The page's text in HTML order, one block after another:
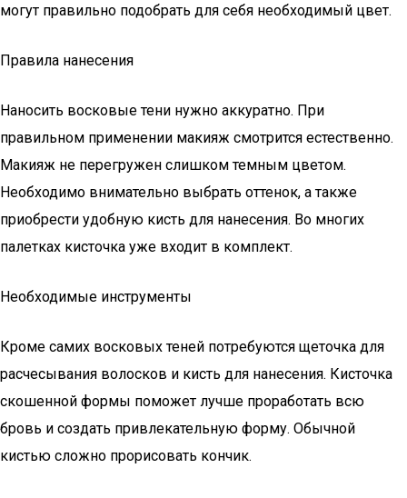
могут правильно подобрать для себя необходимый цвет.
Правила нанесения
Наносить восковые тени нужно аккуратно. При
правильном применении макияж смотрится естественно.
Макияж не перегружен слишком темным цветом.
Необходимо внимательно выбрать оттенок, а также
приобрести удобную кисть для нанесения. Во многих
палетках кисточка уже входит в комплект.
Необходимые инструменты
Кроме самих восковых теней потребуются щеточка для
расчесывания волосков и кисть для нанесения. Кисточка
скошенной формы поможет лучше проработать всю
бровь и создать привлекательную форму. Обычной
кистью сложно прорисовать кончик.